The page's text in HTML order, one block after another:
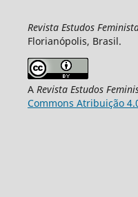
Revista Estudos
Florianópolis, Brasil.
A Revista Estudos
Commons Atribuição